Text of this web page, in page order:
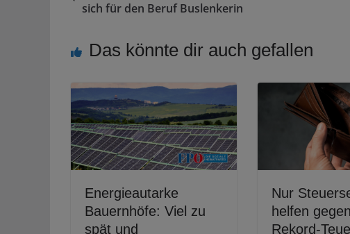
sich für den Beruf Buslenkerin
Das könnte dir auch gefallen
Energieautarke
Bauernhöfe: Viel zu
spät und
Nur
helfen
Rekord-